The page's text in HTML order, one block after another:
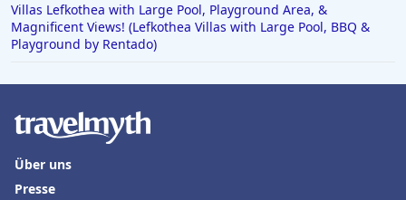
Villas Lefkothea with Large Pool, Playground Area, &
Magnificent Views! (Lefkothea Villas with Large Pool, BBQ &
Playground by Rentado)
Über uns
Presse